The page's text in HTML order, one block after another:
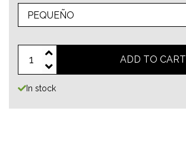
PEQUEÑO
ADD TO CART
In stock